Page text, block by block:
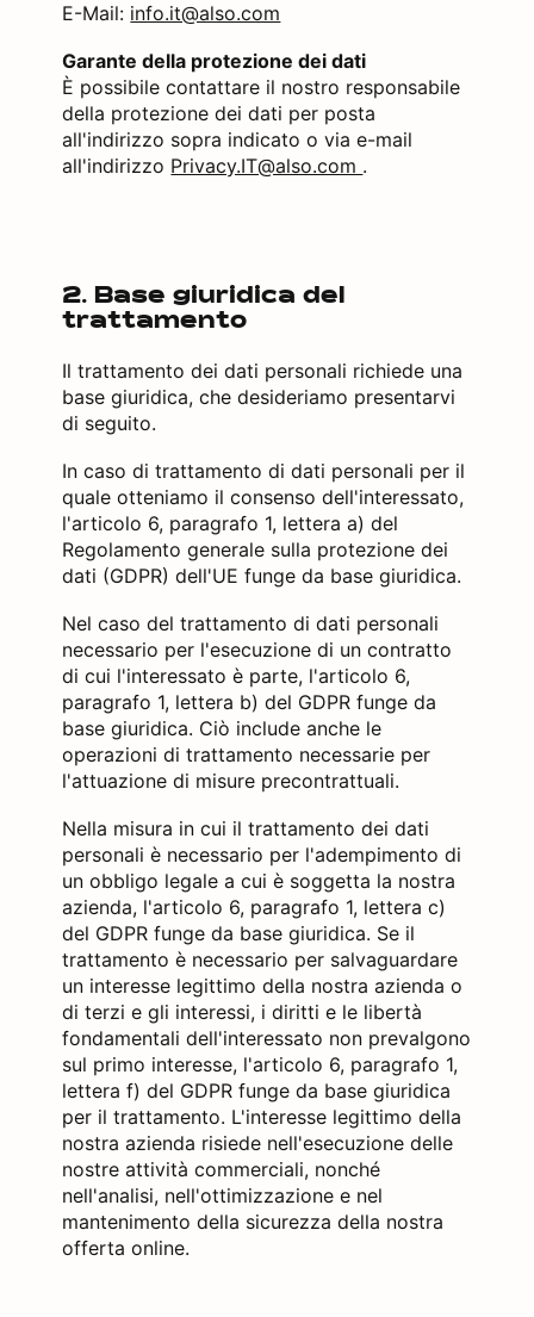
E-Mail: info.it@also.com
Garante della protezione dei dati
È possibile contattare il nostro responsabile
della protezione dei dati per posta
all'indirizzo sopra indicato o via e-mail
all'indirizzo Privacy.IT@also.com .
2. Base giuridica del
trattamento
Il trattamento dei dati personali richiede una
base giuridica, che desideriamo presentarvi
di seguito.
In caso di trattamento di dati personali per il
quale otteniamo il consenso dell'interessato,
l'articolo 6, paragrafo 1, lettera a) del
Regolamento generale sulla protezione dei
dati (GDPR) dell'UE funge da base giuridica.
Nel caso del trattamento di dati personali
necessario per l'esecuzione di un contratto
di cui l'interessato è parte, l'articolo 6,
paragrafo 1, lettera b) del GDPR funge da
base giuridica. Ciò include anche le
operazioni di trattamento necessarie per
l'attuazione di misure precontrattuali.
Nella misura in cui il trattamento dei dati
personali è necessario per l'adempimento di
un obbligo legale a cui è soggetta la nostra
azienda, l'articolo 6, paragrafo 1, lettera c)
del GDPR funge da base giuridica. Se il
trattamento è necessario per salvaguardare
un interesse legittimo della nostra azienda o
di terzi e gli interessi, i diritti e le libertà
fondamentali dell'interessato non prevalgono
sul primo interesse, l'articolo 6, paragrafo 1,
lettera f) del GDPR funge da base giuridica
per il trattamento. L'interesse legittimo della
nostra azienda risiede nell'esecuzione delle
nostre attività commerciali, nonché
nell'analisi, nell'ottimizzazione e nel
mantenimento della sicurezza della nostra
offerta online.